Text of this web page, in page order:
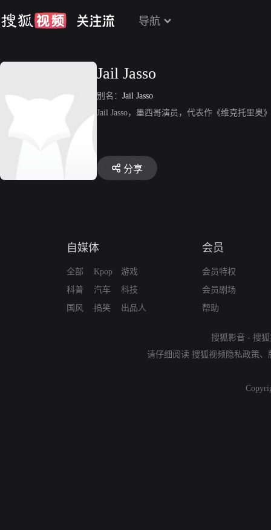
导航
Jail Jasso
别名： Jail Jasso
Jail Jasso，墨西哥演员，代表作《维克托里奥
分享
自媒体
全部
科普
国风
Kpop
汽车
搞笑
游戏
科技
出品人
会员
会员特权
会员剧场
帮助
搜狐影音 - 搜
请仔细阅读 搜狐视频隐私政策、